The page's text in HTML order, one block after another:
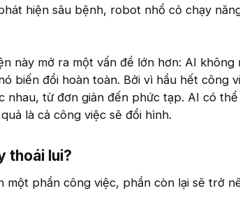
hiện sâu bệnh, robot nhổ cỏ chạy
này mở ra một vấn đề lớn hơn: AI không
biến đổi hoàn toàn. Bởi vì hầu hết công
nhau, từ đơn giản đến phức tạp. AI có thể
là cả công việc sẽ đổi hình.
thoái lui?​
một phần công việc, phần còn lại sẽ trở